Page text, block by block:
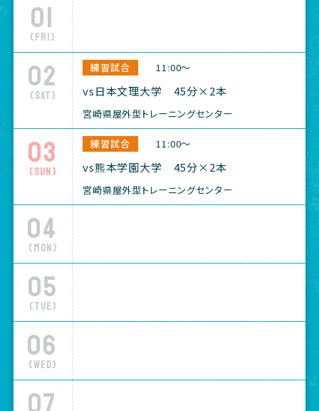
01
(Fri)
02
(Sat)
練習試合 11:00～
vs日本文理大学 45分×2本
宮崎県屋外型トレーニングセンター
03
(Sun)
練習試合 11:00～
vs熊本学園大学 45分×2本
宮崎県屋外型トレーニングセンター
04
(Mon)
05
(Tue)
06
(Wed)